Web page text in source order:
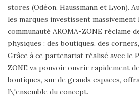
stores (Odéon, Haussmann et Lyon).
les marques investissent
communauté AROMA-ZONE réclame
physiques : des boutiques, des
Grâce à ce partenariat réalisé avec le
ZONE va pouvoir ouvrir rapidement
boutiques, sur de grands espaces,
l\'ensemble du concept.